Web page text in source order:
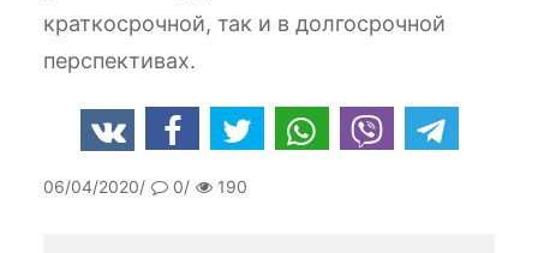
краткосрочной, так и в долгосрочной
перспективах.
06/04/2020 0 190